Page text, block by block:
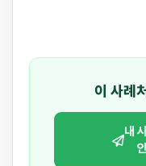
이 사례
내